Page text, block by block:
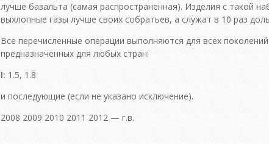
лучше базальта (самая распространенная). Изделия с такой
выхлопные газы лучше своих собратьев, а служат в 10 раз
Все перечисленные операции выполняются для всех
предназначенных для любых стран:
I: 1.5, 1.8
и последующие (если не указано исключение).
2008 2009 2010 2011 2012 — г.в.